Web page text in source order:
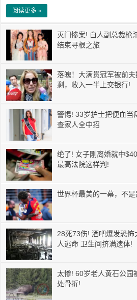
阅读更多 »
灭门惨案! 白人副总裁枪
结束寻根之旅
落魄！大满贯冠军被前
剩，收入一半上交银行!
警惕! 33岁护士把便血当
查家人全中招
绝了! 女子刚离婚就中
最高法院这样判!
世界杯最美的一幕，不
28死73伤! 酒吧爆发恐
人逃命 卫生间挤满遗体!
太惨! 60岁老人黄石公园
处骨折!